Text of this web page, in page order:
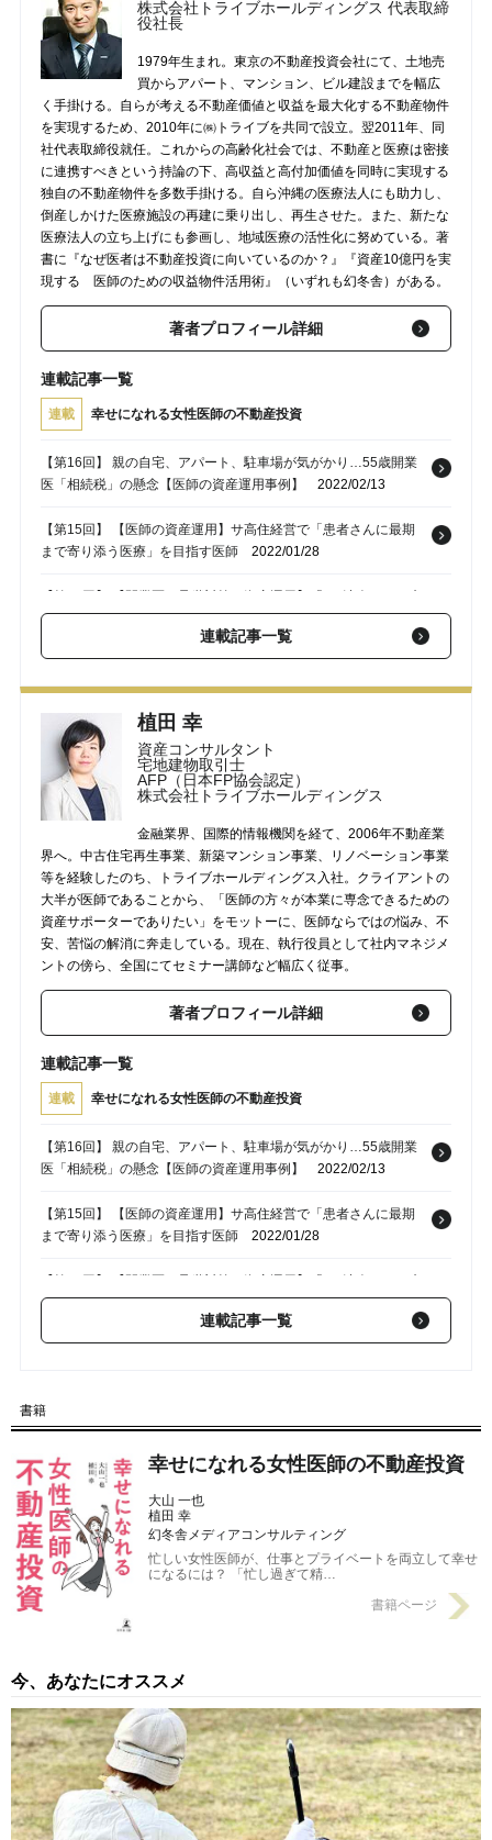
株式会社トライブホールディングス 代表取締
役社長
1979年生まれ。東京の不動産投資会社にて、土地売
買からアパート、マンション、ビル建設までを幅広
く手掛ける。自らが考える不動産価値と収益を最大化する不動産物件
を実現するため、2010年に㈱トライブを共同で設立。翌2011年、同
社代表取締役就任。これからの高齢化社会では、不動産と医療は密接
に連携すべきという持論の下、高収益と高付加価値を同時に実現する
独自の不動産物件を多数手掛ける。自ら沖縄の医療法人にも助力し、
倒産しかけた医療施設の再建に乗り出し、再生させた。また、新たな
医療法人の立ち上げにも参画し、地域医療の活性化に努めている。著
書に『なぜ医者は不動産投資に向いているのか？』『資産10億円を実
現する 医師のための収益物件活用術』（いずれも幻冬舎）がある。
著者プロフィール詳細
連載記事一覧
連載 幸せになれる女性医師の不動産投資
【第16回】 親の自宅、アパート、駐車場が気がかり…55歳開業
医「相続税」の懸念【医師の資産運用事例】
2022/02/13
【第15回】 【医師の資産運用】サ高住経営で「患者さんに最期
まで寄り添う医療」を目指す医師 2022/01/28
院建て替え」も、医師の不動産投資の一つ2022/01/23
【第13回】 【医師の資産運用】51歳・勤務医、不動産投資で年
間「480万円」の副収入2022/01/16
【第12回】 【医師の資産運用】「月給では足りない」46歳・女
性医師…遺産「数千万円」の思い切った使い道
連載記事一覧
植田 幸
資産コンサルタント
宅地建物取引士
AFP（日本FP協会認定）
株式会社トライブホールディングス
金融業界、国際的情報機関を経て、2006年不動産業
界へ。中古住宅再生事業、新築マンション事業、リノベーション事業
等を経験したのち、トライブホールディングス入社。クライアントの
大半が医師であることから、「医師の方々が本業に専念できるための
資産サポーターでありたい」をモットーに、医師ならではの悩み、不
安、苦悩の解消に奔走している。現在、執行役員として社内マネジメ
ントの傍ら、全国にてセミナー講師など幅広く従事。
著者プロフィール詳細
連載記事一覧
連載 幸せになれる女性医師の不動産投資
【第16回】 親の自宅、アパート、駐車場が気がかり…55歳開業
医「相続税」の懸念【医師の資産運用事例】
2022/02/13
【第15回】 【医師の資産運用】サ高住経営で「患者さんに最期
まで寄り添う医療」を目指す医師 2022/01/28
院建て替え」も、医師の不動産投資の一つ2022/01/23
【第13回】 【医師の資産運用】51歳・勤務医、不動産投資で年
【第12回】 【医師の資産運用】「月給では足りない」46歳・女
連載記事一覧
書籍
幸せになれる女性医師の不動産投資
大山 一也
植田 幸
幻冬舎メディアコンサルティング
忙しい女性医師が、仕事とプライベートを両立して幸せ
になるには？ 「忙し過ぎて精…
書籍ページ
今、あなたにオススメ